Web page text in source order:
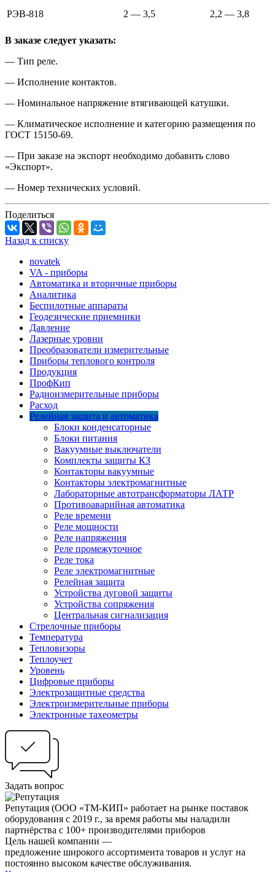
РЭВ-818
2 — 3,5 2,2 — 3,8
В заказе следует указать:
— Тип реле.
— Исполнение контактов.
— Номинальное напряжение втягивающей катушки.
— Климатическое исполнение и категорию размещения по
ГОСТ 15150-69.
— При заказе на экспорт необходимо добавить слово
«Экспорт».
— Номер технических условий.
Поделиться
Назад к списку
novatek
VA - приборы
Автоматика и вторичные приборы
Аналитика
Беспилотные аппараты
Геодезические приемники
Давление
Лазерные уровни
Преобразователи измерительные
Приборы теплового контроля
Продукция
ПрофКип
Радиоизмерительные приборы
Расход
Релейная защита и автоматика
Блоки конденсаторные
Блоки питания
Вакуумные выключатели
Комплекты защиты КЗ
Контакторы вакуумные
Контакторы электромагнитные
Лабораторные автотрансформаторы ЛАТР
Противоаварийная автоматика
Реле времени
Реле мощности
Реле напряжения
Реле промежуточное
Реле тока
Реле электромагнитные
Релейная защита
Устройства дуговой защиты
Устройства сопряжения
Центральная сигнализация
Стрелочные приборы
Температура
Тепловизоры
Теплоучет
Уровень
Цифровые приборы
Электрозащитные средства
Электроизмерительные приборы
Электронные тахеометры
Задать вопрос
Репутация (ООО «ТМ-КИП» работает на рынке поставок
оборудования с 2019 г., за время работы мы наладили
партнёрства с 100+ производителями приборов
Цель нашей компании —
предложение широкого ассортимента товаров и услуг на
постоянно высоком качестве обслуживания.